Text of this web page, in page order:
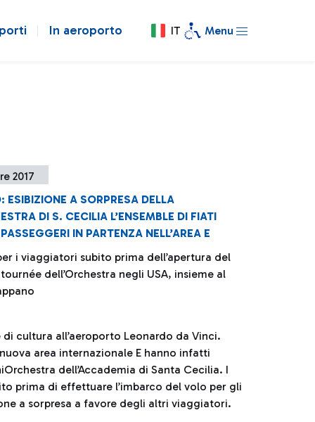
In aeroporto IT Menu
2017
ESIBIZIONE A SORPRESA DELLA
DI S. CECILIA L’ENSEMBLE DI FIATI
IN PARTENZA NELL’AREA E
i viaggiatori subito prima dell’apertura del
dell’Orchestra negli USA, insieme al
cultura all’aeroporto Leonardo da Vinci.
area internazionale E hanno infatti
dell’Accademia di Santa Cecilia. I
prima di effettuare l’imbarco del volo per gli
a sorpresa a favore degli altri viaggiatori.